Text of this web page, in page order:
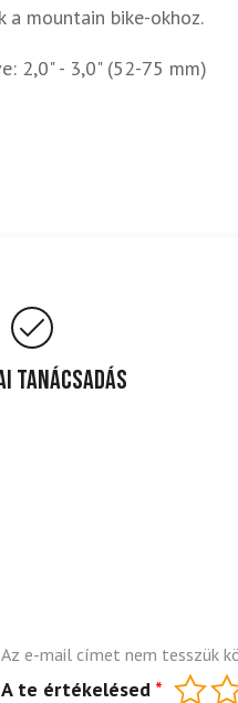
mountain bike-okhoz.
2,0" - 3,0" (52-75 mm)
tanácsadás
Az e-mail címet nem tesszük
A te értékelésed *